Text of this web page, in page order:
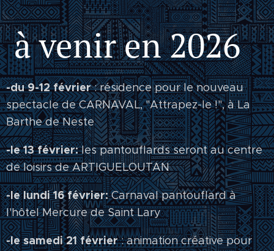
à venir en 2026
-du 9-12 février: résidence pour le nouveau
spectacle de CARNAVAL, "Attrapez-le !", à La
Barthe de Neste
-le 13 février:les pantouflards seront au centre
de loisirs de ARTIGUELOUTAN
-le lundi 16 février:Carnaval pantouflard à
l'hôtel Mercure de Saint Lary
-le samedi 21 février: animation créative pour